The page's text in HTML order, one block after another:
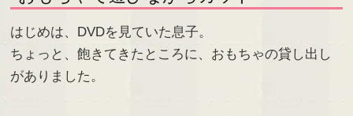
はじめは、DVDを見ていた息子。
ちょっと、飽きてきたところに、おもちゃの貸し出し
がありました。